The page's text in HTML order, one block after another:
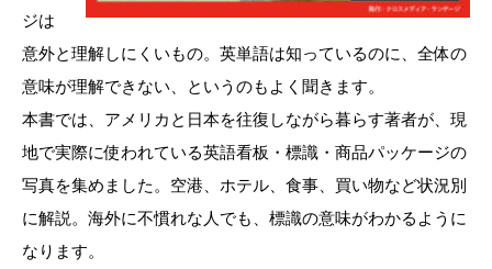
ジは
意外と理解しにくいもの。英単語は知っているのに、全体の
意味が理解できない、というのもよく聞きます。
本書では、アメリカと日本を往復しながら暮らす著者が、現
地で実際に使われている英語看板・標識・商品パッケージの
写真を集めました。空港、ホテル、食事、買い物など状況別
に解説。海外に不慣れな人でも、標識の意味がわかるように
なります。